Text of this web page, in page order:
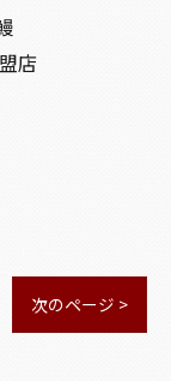
店
次のページ >